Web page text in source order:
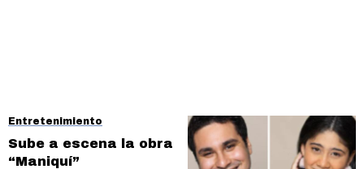
Entretenimiento
Sube a escena la obra
“Maniquí”